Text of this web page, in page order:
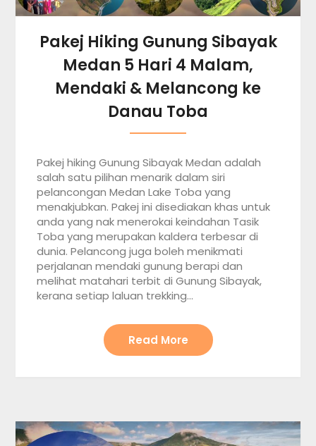
Pakej Hiking Gunung Sibayak
Medan 5 Hari 4 Malam,
Mendaki & Melancong ke
Danau Toba
Pakej hiking Gunung Sibayak Medan adalah
salah satu pilihan menarik dalam siri
pelancongan Medan Lake Toba yang
menakjubkan. Pakej ini disediakan khas untuk
anda yang nak menerokai keindahan Tasik
Toba yang merupakan kaldera terbesar di
dunia. Pelancong juga boleh menikmati
perjalanan mendaki gunung berapi dan
melihat matahari terbit di Gunung Sibayak,
kerana setiap laluan trekking…
Read More